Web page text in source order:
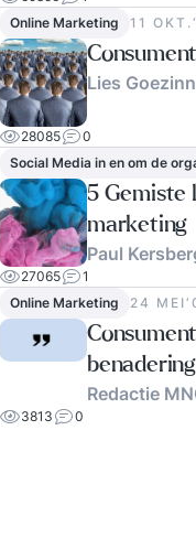
Online Marketing
11
Lies
28085
0
Social Media in en om de
5 Gemiste
marketing
Paul
27065
1
Online Marketing
24
benadering
Redactie
3813 0